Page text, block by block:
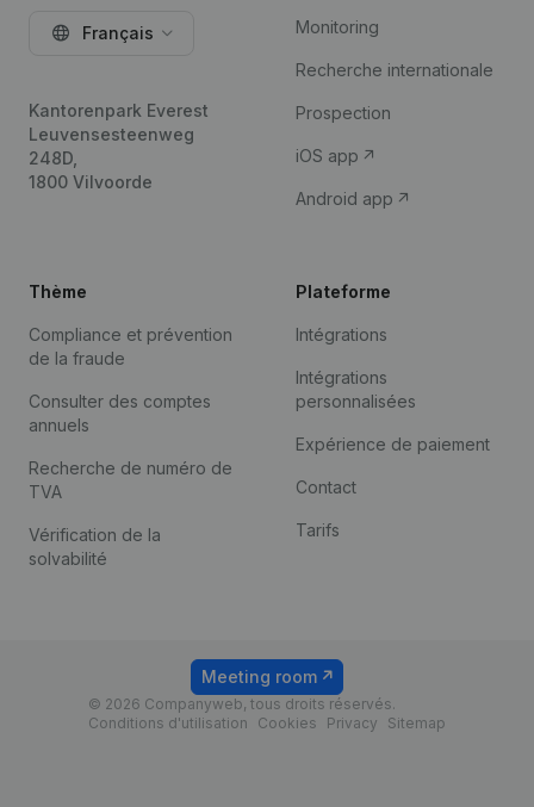
Français
Kantorenpark Everest
Leuvensesteenweg
248D,
1800 Vilvoorde
Monitoring
Recherche internationale
Prospection
iOS app
Android app
Thème
Compliance et prévention
de la fraude
Consulter des comptes
annuels
Recherche de numéro de
TVA
Vérification de la
solvabilité
Plateforme
Intégrations
Intégrations
personnalisées
Expérience de paiement
Contact
Tarifs
© 2026 Companyweb, tous droits réservés.
Conditions d'utilisation
Cookies Privacy Sitemap
Meeting room